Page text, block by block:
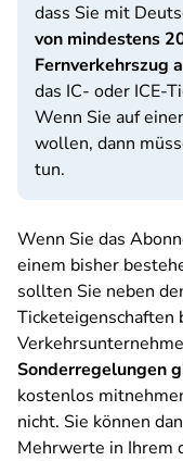
dass Sie mit
von mindestens
Fernverkehrszug
das IC- oder ICE-
Wenn Sie auf
wollen, dann
tun.
Wenn Sie das
einem bisher
sollten Sie neben
Ticketeigenschaften
Sonderregelungen
kostenlos
nicht. Sie können
Mehrwerte in Ihrem